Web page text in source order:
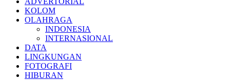
KOLOM
OLAHRAGA
INDONESIA
INTERNASIONAL
DATA
LINGKUNGAN
FOTOGRAFI
HIBURAN